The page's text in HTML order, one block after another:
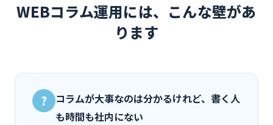
WEBコラム運用には、こんな壁があ
ります
?
コラムが大事なのは分かるけれど、書く人
も時間も社内にない